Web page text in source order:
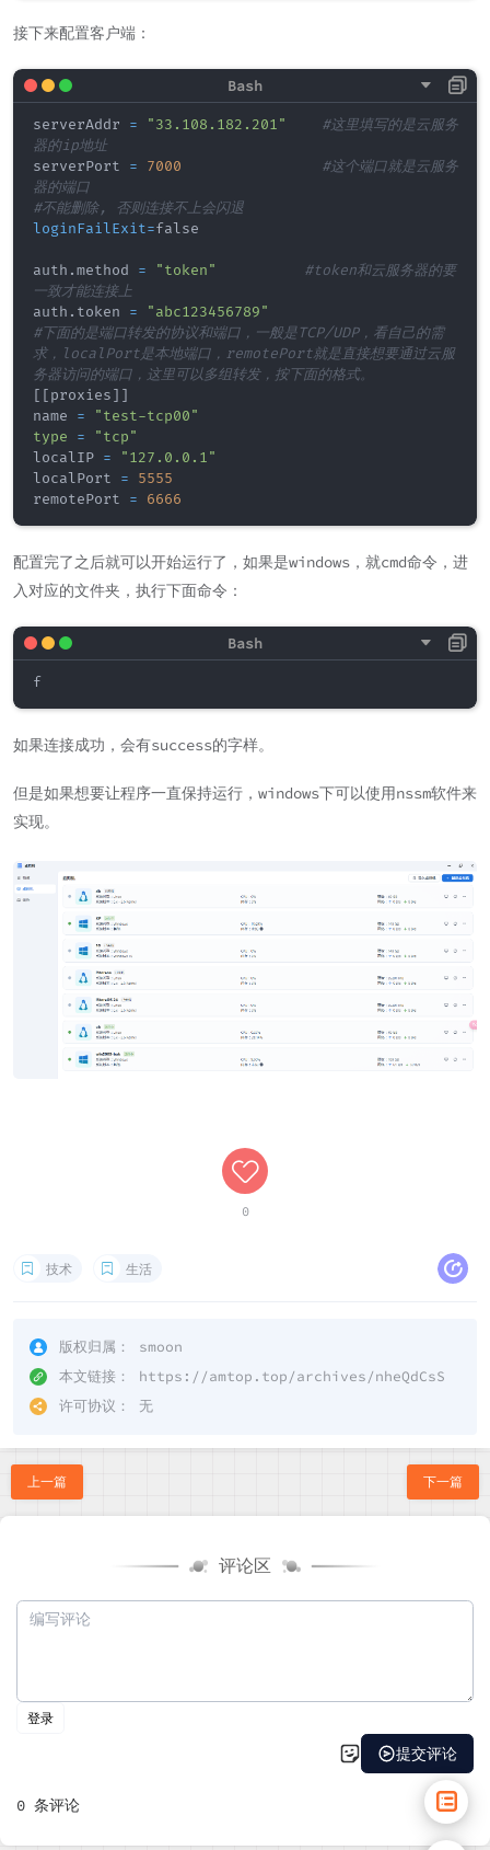
接下来配置客户端：
serverAddr = "33.108.182.201"
#这里填写的是云服务
器的ip地址
serverPort = 7000
#这个端口就是云服务
器的端口
#不能删除, 否则连接不上会闪退
loginFailExit=false
auth.method = "token"
#token和云服务器的要
一致才能连接上
auth.token =
"abc123456789"
#下面的是端口转发的协议和端口，一般是TCP/UDP，看自己的需
求，localPort是本地端口，remotePort就是直接想要通过云服
务器访问的端口，这里可以多组转发，按下面的格式。
[ [proxies] ]
name =
"test-tcp00"
type
=
"tcp"
localIP =
"127.0.0.1"
localPort =
5555
remotePort = 6666
配置完了之后就可以开始运行了，如果是windows，就cmd命令，进
入对应的文件夹，执行下面命令：
f
如果连接成功，会有success的字样。
但是如果想要让程序一直保持运行，windows下可以使用nssm软件来
实现。
0
技术 生活
版权归属：
smoon
本文链接：
https://amtop.top/archives/nheQdCsS
许可协议：
无
上一篇 下一篇
评论区